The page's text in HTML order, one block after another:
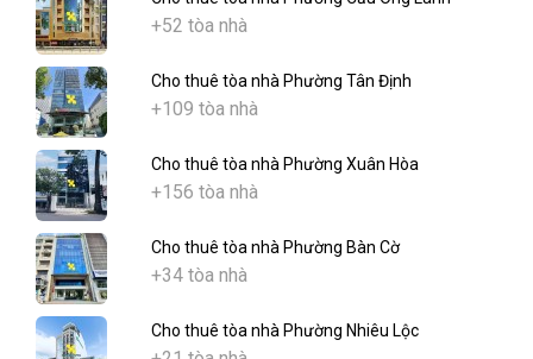
+52 tòa nhà
Cho thuê tòa nhà Phường Tân Định
+109 tòa nhà
Cho thuê tòa nhà Phường Xuân Hòa
+156 tòa nhà
Cho thuê tòa nhà Phường Bàn Cờ
+34 tòa nhà
Cho thuê tòa nhà Phường Nhiêu Lộc